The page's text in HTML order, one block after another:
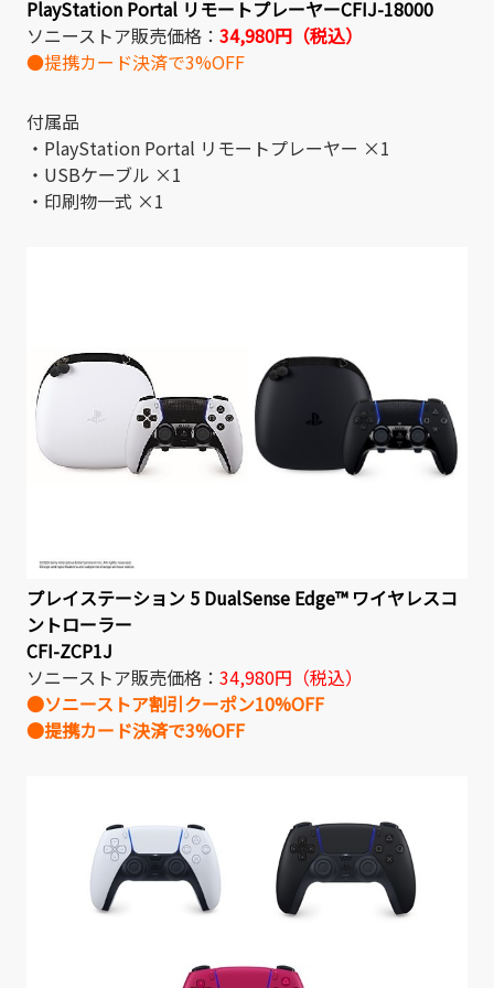
PlayStation Portal リモートプレーヤーCFIJ-18000
ソニーストア販売価格： 34,980円（税込）
●提携カード決済で3%OFF
付属品
・PlayStation Portal リモートプレーヤー ×1
・USBケーブル ×1
・印刷物一式 ×1
プレイステーション 5 DualSense Edge™ ワイヤレスコ
ントローラー
CFI-ZCP1J
ソニーストア販売価格： 34,980円（税込）
●ソニーストア割引クーポン10%OFF
●提携カード決済で3%OFF